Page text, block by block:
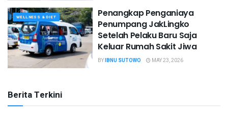
WELLNESS & DIET
Penangkap Penganiaya
Penumpang JakLingko
Setelah Pelaku Baru Saja
Keluar Rumah Sakit Jiwa
BYIBNU SUTOWO MAY 23, 2026
Berita Terkini